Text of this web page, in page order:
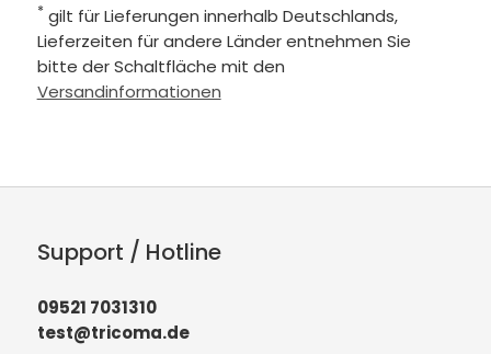
* gilt für Lieferungen innerhalb Deutschlands,
Lieferzeiten für andere Länder entnehmen Sie
bitte der Schaltfläche mit den
Versandinformationen
Support / Hotline
09521 7031310
test@tricoma.de